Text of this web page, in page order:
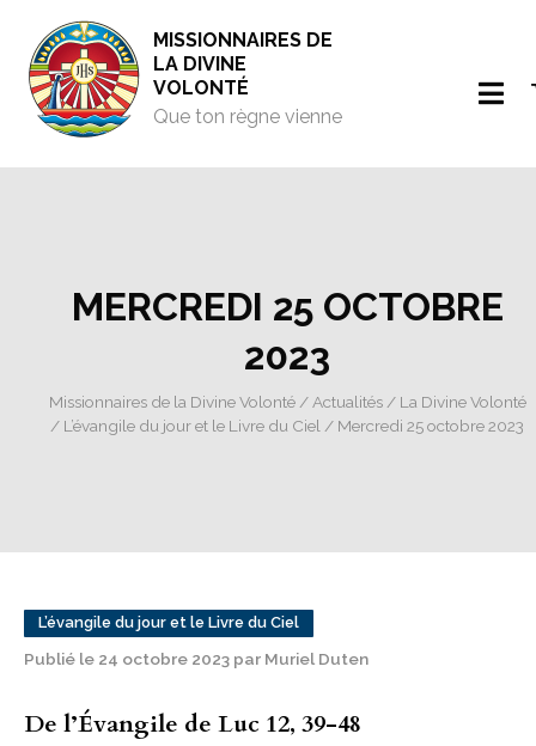
MISSIONNAIRES DE
LA DIVINE
VOLONTÉ
Que ton règne vienne
MERCREDI 25 OCTOBRE
2023
Missionnaires de la Divine Volonté/ Actualités/ La Divine Volonté
/ L’évangile du jour et le Livre du Ciel / Mercredi 25 octobre 2023
L’évangile du jour et le Livre du Ciel
Publié le 24 octobre 2023 par Muriel Duten
De l’Évangile de Luc 12, 39-48